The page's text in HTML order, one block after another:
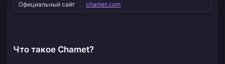
Официальный сайт
chamet.com
Что такое Chamet?